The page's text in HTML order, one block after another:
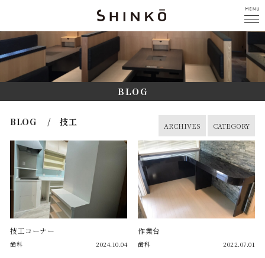
BLOG
BLOG / 技工 CATEGORY
ARCHIVES
技工コーナー
歯科 2024.10.04
作業台
歯科 2022.07.01